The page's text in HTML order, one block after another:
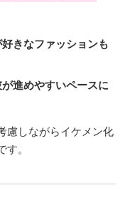
きなファッションも
進めやすいペースに
慮しながらイケメン化
。